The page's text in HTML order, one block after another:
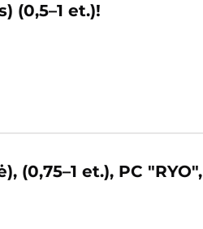
(0,5–1 et.)!
(0,75–1 et.), PC "RYO",